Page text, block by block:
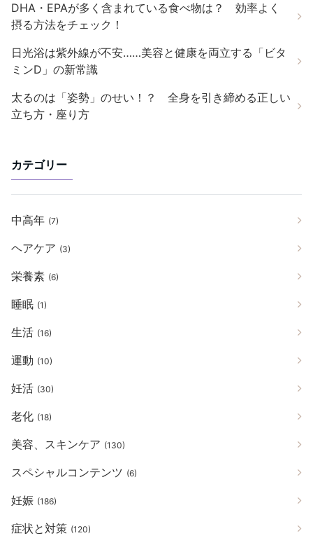
DHA・EPAが多く含まれている食べ物は？ 効率よく
摂る方法をチェック！
日光浴は紫外線が不安……美容と健康を両立する「ビタ
ミンD」の新常識
太るのは「姿勢」のせい！？ 全身を引き締める正しい
立ち方・座り方
カテゴリー
中高年 (7)
ヘアケア (3)
栄養素 (6)
睡眠 (1)
生活 (16)
運動 (10)
妊活 (30)
老化 (18)
美容、スキンケア (130)
スペシャルコンテンツ (6)
妊娠 (186)
症状と対策 (120)